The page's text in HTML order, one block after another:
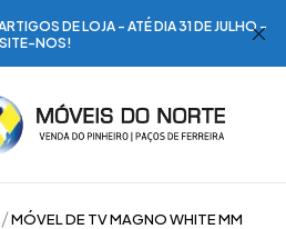
DE LOJA - ATÉ DIA 31 DE JULHO -
NOS!
MÓVEL DE TV MAGNO WHITE MM